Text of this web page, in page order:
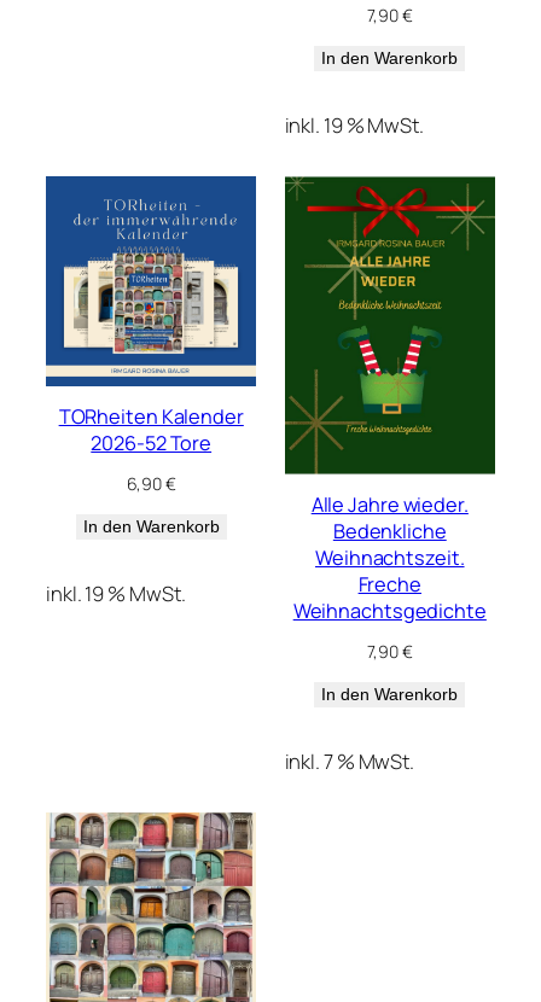
7,90€
In den Warenkorb
inkl. 19 % MwSt.
TORheiten Kalender
2026-52 Tore
6,90€
In den Warenkorb
inkl. 19 % MwSt.
Alle Jahre wieder.
Bedenkliche
Weihnachtszeit.
Freche
Weihnachtsgedichte
7,90€
In den Warenkorb
inkl. 7 % MwSt.